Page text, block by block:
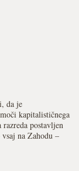
da je
kapitalističnega
postavljen
na Zahodu –